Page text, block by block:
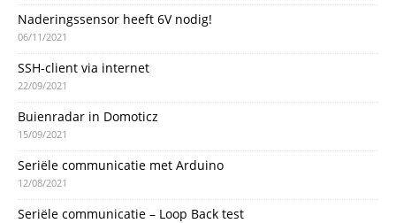
Naderingssensor heeft 6V nodig!
06/11/2021
SSH-client via internet
22/09/2021
Buienradar in Domoticz
15/09/2021
Seriële communicatie met Arduino
12/08/2021
Seriële communicatie – Loop Back test